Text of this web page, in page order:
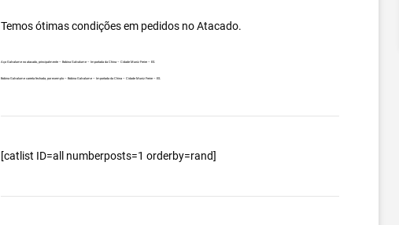
Temos ótimas condições em pedidos no Atacado.
Aço Galvalume no atacado, principalmente – Bobina Galvalume – Importada da China – Cidade Muniz Freire – ES.
Bobina Galvalume carreta fechada, por exemplo – Bobina Galvalume – Importada da China – Cidade Muniz Freire – ES.
[catlist ID=all numberposts=1 orderby=rand]